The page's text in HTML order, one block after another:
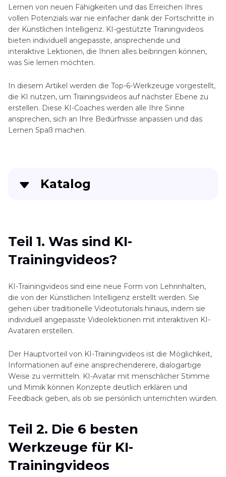
Lernen von neuen Fähigkeiten und das Erreichen Ihres
vollen Potenzials war nie einfacher dank der Fortschritte in
der Künstlichen Intelligenz. KI-gestützte Trainingvideos
bieten individuell angepasste, ansprechende und
interaktive Lektionen, die Ihnen alles beibringen können,
was Sie lernen möchten.
In diesem Artikel werden die Top-6-Werkzeuge vorgestellt,
die KI nutzen, um Trainingsvideos auf nächster Ebene zu
erstellen. Diese KI-Coaches werden alle Ihre Sinne
ansprechen, sich an Ihre Bedürfnisse anpassen und das
Lernen Spaß machen.
Katalog
Teil 2. Die 6 besten Werkzeuge für KI-
Trainingvideos
Trainingvideos auf eine höhere Qualität
verbessern?
Teil 4. Häufig Gestellte Fragen zu KI-
Trainingsvideos
Teil 1. Was sind KI-
Trainingvideos?
KI-Trainingvideos sind eine neue Form von Lehrinhalten,
die von der Künstlichen Intelligenz erstellt werden. Sie
gehen über traditionelle Videotutorials hinaus, indem sie
individuell angepasste Videolektionen mit interaktiven KI-
Avataren erstellen.
Der Hauptvorteil von KI-Trainingvideos ist die Möglichkeit,
Informationen auf eine ansprechenderere, dialogartige
Weise zu vermitteln. KI-Avatar mit menschlicher Stimme
und Mimik können Konzepte deutlich erklären und
Feedback geben, als ob sie persönlich unterrichten würden.
Teil 2. Die 6 besten
Werkzeuge für KI-
Trainingvideos